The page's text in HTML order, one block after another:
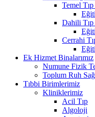
Temel
Dahili
Cerrahi
Ek Hizmet Binalarımız
Numune Fizik
Toplum Ruh
Tıbbi Birimlerimiz
Kliniklerimiz
Acil Tıp
Algoloji